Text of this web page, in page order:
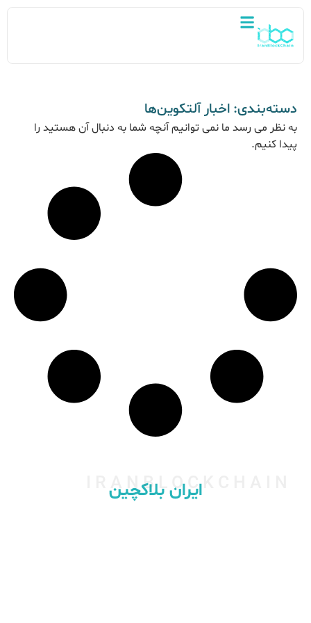
دسته‌بندی: اخبار آلتکوین‌ها
به نظر می رسد ما نمی توانیم آنچه شما به دنبال آن هستید را
پیدا کنیم.
IRANBLOCKCHAIN
ایران بلاکچین